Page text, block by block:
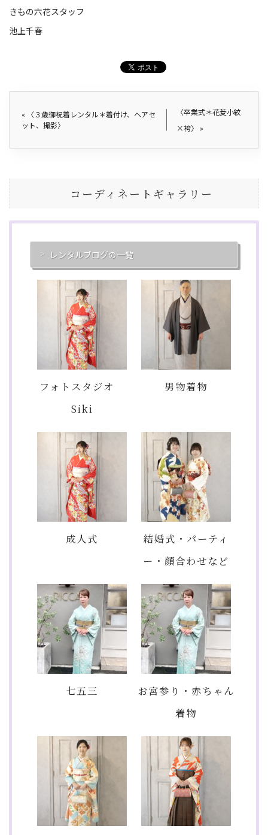
きもの六花スタッフ
池上千春
« 〈３歳御祝着レンタル＊着付け、ヘアセ
ット、撮影〉
〈卒業式＊花菱小紋
×袴〉»
コーディネートギャラリー
レンタルブログの一覧
フォトスタジオ
Siki
男物着物
成人式
結婚式・パーティ
ー・顔合わせなど
七五三
お宮参り・赤ちゃん
着物